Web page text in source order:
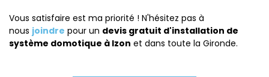
Vous satisfaire est ma priorité ! N'hésitez pas à
nous joindre pour un devis gratuit d'installation de
système domotique à Izon et dans toute la Gironde.